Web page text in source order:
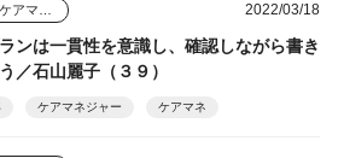
2022/03/18
ンは一貫性を意識し、確認しながら書き
／石山麗子（３９）
ケアマネジャー ケアマネ